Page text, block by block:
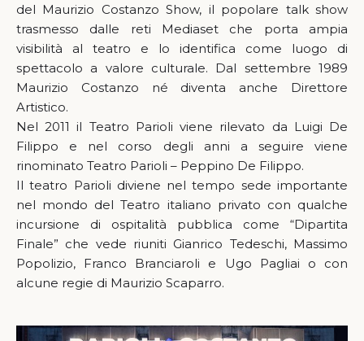
del Maurizio Costanzo Show, il popolare talk show
trasmesso dalle reti Mediaset che porta ampia
visibilità al teatro e lo identifica come luogo di
spettacolo a valore culturale. Dal settembre 1989
Maurizio Costanzo né diventa anche Direttore
Artistico.
Nel 2011 il Teatro Parioli viene rilevato da Luigi De
Filippo e nel corso degli anni a seguire viene
rinominato Teatro Parioli – Peppino De Filippo.
Il teatro Parioli diviene nel tempo sede importante
nel mondo del Teatro italiano privato con qualche
incursione di ospitalità pubblica come “Dipartita
Finale” che vede riuniti Gianrico Tedeschi, Massimo
Popolizio, Franco Branciaroli e Ugo Pagliai o con
alcune regie di Maurizio Scaparro.